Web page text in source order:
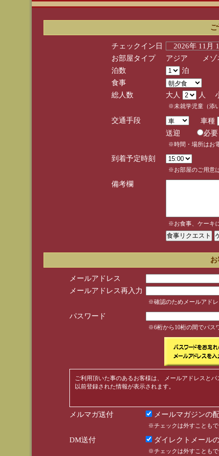
チェックイン日
2026年 11
お部屋タイプ
アジア メゾネ
泊数
泊
食事
総人数
大人 人
※未就学児童（添
交通手段
車種
送迎
※時間・場所はお
到着予定時刻
※お部屋のご用意
備考欄
※お食事、ケーキ
メールアドレス
メールアドレス再入力
※確認のためメールアド
パスワード
※6桁から10桁の間でパス
ご利用頂いた事のあるお客様は、 メールアドレスと
以前登録された情報が表示されます。
メルマガ送付 メールマガジンの
※チェックは外すことも
DM送付 ダイレクトメール
※チェックは外すことも